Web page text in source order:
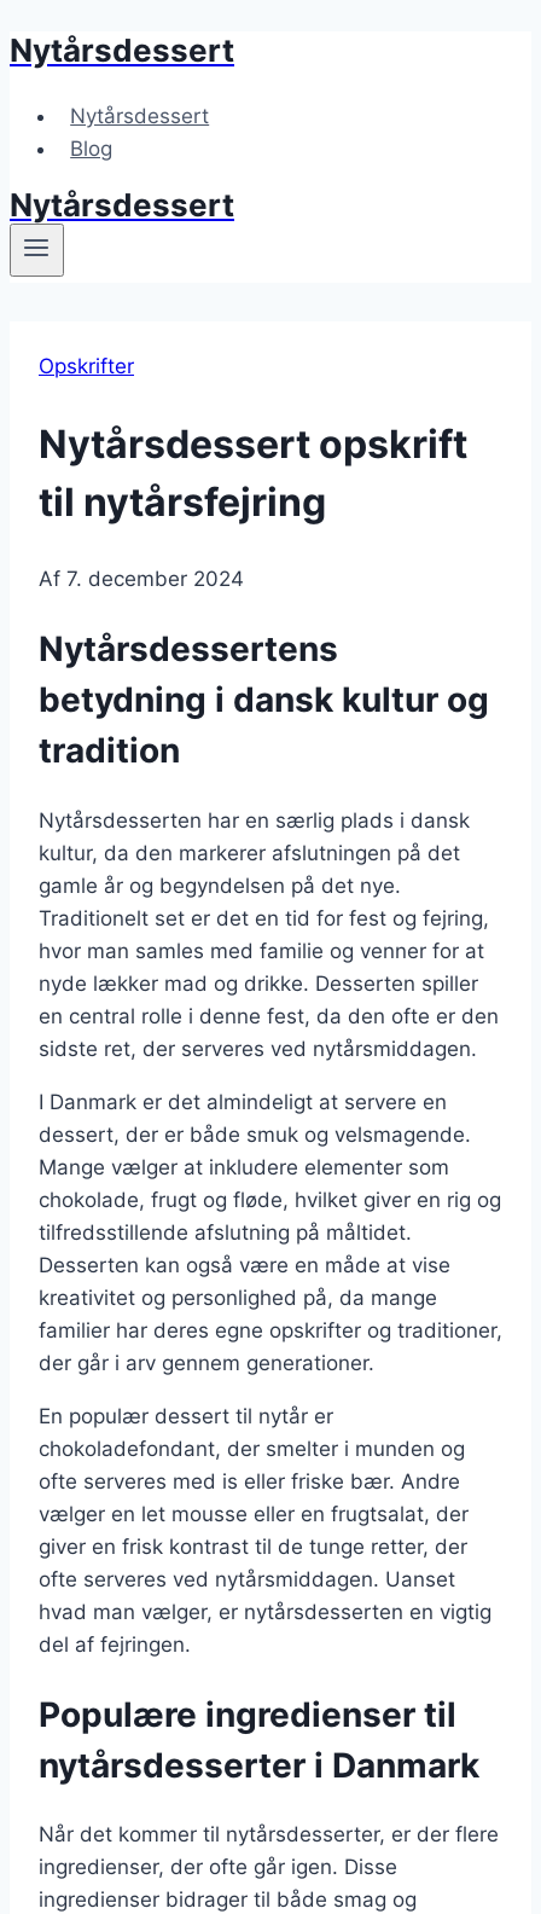
Fortsæt
indhold
Nytårsdessert
Nytårsdessert
Blog
Nytårsdessert
Opskrifter
Nytårsdessert opskrift
til nytårsfejring
Af 7. december 2024
Nytårsdessertens
betydning i dansk kultur og
tradition
Nytårsdesserten har en særlig plads i dansk
kultur, da den markerer afslutningen på det
gamle år og begyndelsen på det nye.
Traditionelt set er det en tid for fest og fejring,
hvor man samles med familie og venner for at
nyde lækker mad og drikke. Desserten spiller
en central rolle i denne fest, da den ofte er den
sidste ret, der serveres ved nytårsmiddagen.
I Danmark er det almindeligt at servere en
dessert, der er både smuk og velsmagende.
Mange vælger at inkludere elementer som
chokolade, frugt og fløde, hvilket giver en rig og
tilfredsstillende afslutning på måltidet.
Desserten kan også være en måde at vise
kreativitet og personlighed på, da mange
familier har deres egne opskrifter og traditioner,
der går i arv gennem generationer.
En populær dessert til nytår er
chokoladefondant, der smelter i munden og
ofte serveres med is eller friske bær. Andre
vælger en let mousse eller en frugtsalat, der
giver en frisk kontrast til de tunge retter, der
ofte serveres ved nytårsmiddagen. Uanset
hvad man vælger, er nytårsdesserten en vigtig
del af fejringen.
Populære ingredienser til
nytårsdesserter i Danmark
Når det kommer til nytårsdesserter, er der flere
ingredienser, der ofte går igen. Disse
ingredienser bidrager til både smag og